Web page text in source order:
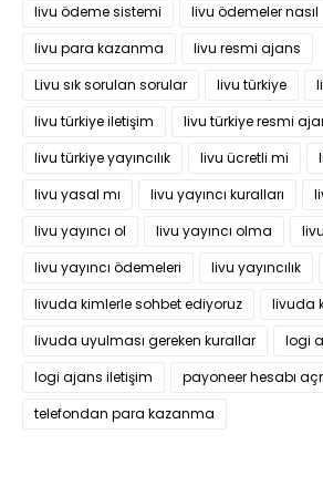
livu ödeme sistemi
livu ödemeler nasıl
livu para kazanma
livu resmi ajans
Livu sık sorulan sorular
livu türkiye
livu türkiye iletişim
livu türkiye resmi
livu türkiye yayıncılık
livu ücretli mi
livu yasal mı
livu yayıncı kuralları
livu yayıncı ol
livu yayıncı olma
livu yayıncı ödemeleri
livu yayıncılık
livuda kimlerle sohbet ediyoruz
livuda
livuda uyulması gereken kurallar
logi
logi ajans iletişim
payoneer hesabı
telefondan para kazanma